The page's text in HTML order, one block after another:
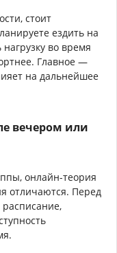
стоит
ездить на
во время
Главное —
на дальнейшее
вечером или
онлайн-теория
отличаются. Перед